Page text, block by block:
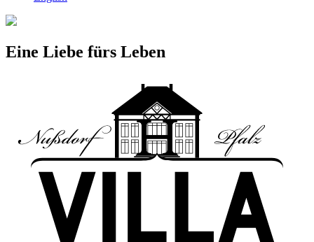
Eine Liebe fürs Leben